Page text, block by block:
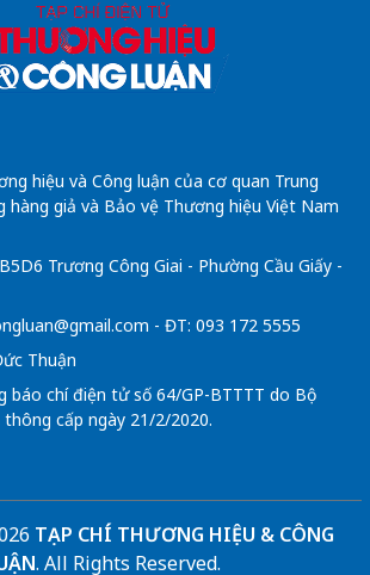
hiệu và Công luận của cơ quan Trung
hàng giả và Bảo vệ Thương hiệu Việt Nam
Trương Công Giai - Phường Cầu Giấy -
- ĐT: 093 172 5555
Thuận
báo chí điện tử số 64/GP-BTTTT do Bộ
cấp ngày 21/2/2020.
TẠP CHÍ THƯƠNG HIỆU & CÔNG
. All Rights Reserved.